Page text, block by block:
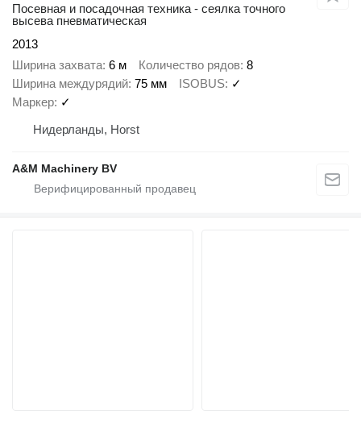
Посевная и посадочная техника - сеялка точного
высева пневматическая
2013
Ширина захвата 6 м Количество рядов 8
Ширина междурядий 75 мм ISOBUS ✓
Маркер ✓
Нидерланды, Horst
A&M Machinery BV